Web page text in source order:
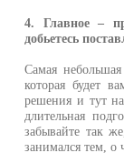
4. Главное –
добьетесь
Самая
которая будет
решения и тут
длительная
забывайте так
занимался тем, о